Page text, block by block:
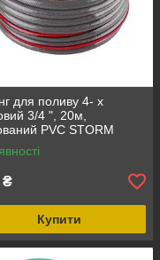
для поливу 4- х
3/4 ", 20м,
PVC STORM
GE-4162
₴
Купити